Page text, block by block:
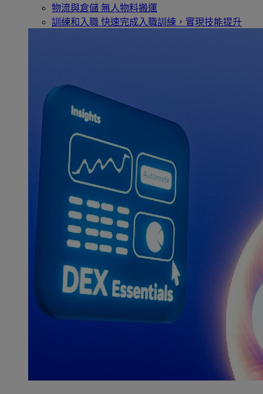
物流與倉儲 無人物料搬運
訓練和入職 快速完成入職訓練，實現技能提升